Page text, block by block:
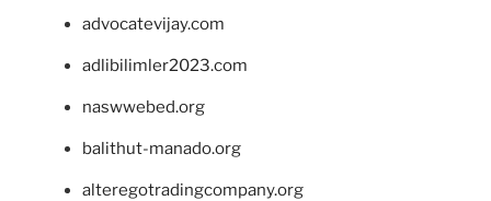
advocatevijay.com
adlibilimler2023.com
naswwebed.org
balithut-manado.org
alteregotradingcompany.org